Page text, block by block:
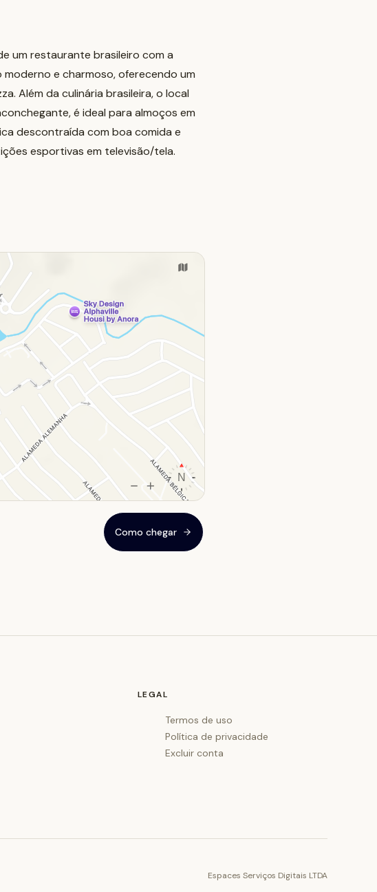
um restaurante brasileiro com a
e charmoso, oferecendo um
Além da culinária brasileira, o local
é ideal para almoços em
descontraída com boa comida e
esportivas em televisão/tela.
Como chegar
LEGAL
Termos de uso
Política de privacidade
Excluir conta
Espaces Serviços Digitais LTDA